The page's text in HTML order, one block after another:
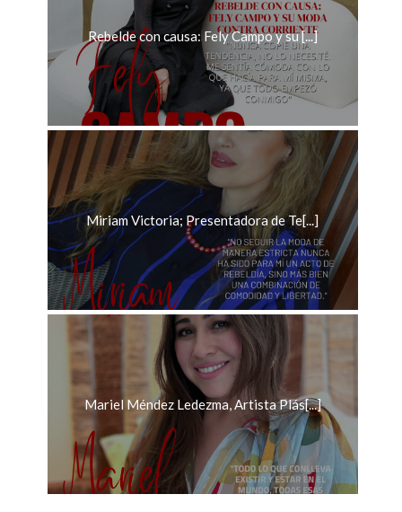
Rebelde con causa: Fely Campo y su [...]
Miriam Victoria; Presentadora de Te[...]
Mariel Méndez Ledezma, Artista Plás[...]